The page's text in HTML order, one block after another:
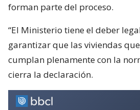
forman parte del proceso.
“El Ministerio tiene el deber
garantizar que las viviendas
cumplan plenamente con la
cierra la declaración.